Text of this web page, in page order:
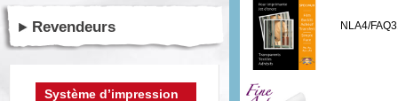
Revendeurs
Système d’impression
NLA4/